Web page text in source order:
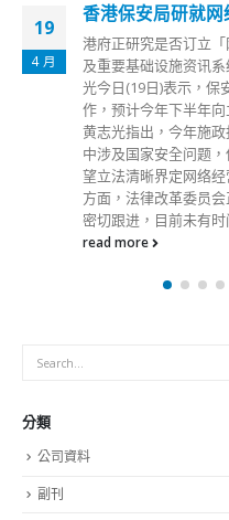
19
4 月
香港保安局研就
港府正研究是否订立
及重要基础设施资讯
光今日(19日)表示，保
作，预计今年下半年
黄志光指出，今年施
中涉及国家安全问题
望立法清晰界定网络
方面，法律改革委员
密切跟进，目前未有时
read more
分類
公司資料
副刊